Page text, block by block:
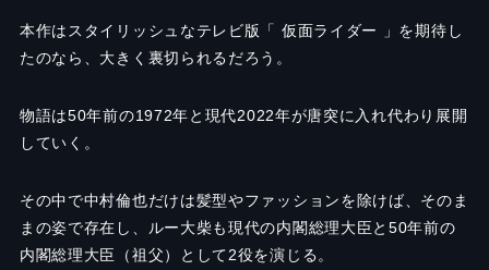
本作はスタイリッシュなテレビ版「 仮面ライダー 」を期待し
たのなら、大きく裏切られるだろう。
物語は50年前の1972年と現代2022年が唐突に入れ代わり展開
していく。
その中で中村倫也だけは髪型やファッションを除けば、そのま
まの姿で存在し、ルー大柴も現代の内閣総理大臣と50年前の
内閣総理大臣（祖父）として2役を演じる。